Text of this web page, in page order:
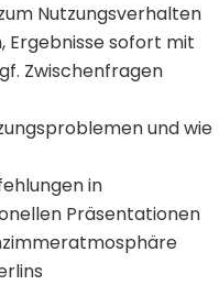
Nutzungsverhalten
Ergebnisse sofort mit
Zwischenfragen
und wie
in
Präsentationen